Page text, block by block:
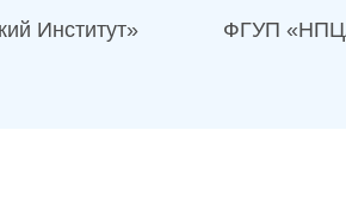
Институт» ФГУП